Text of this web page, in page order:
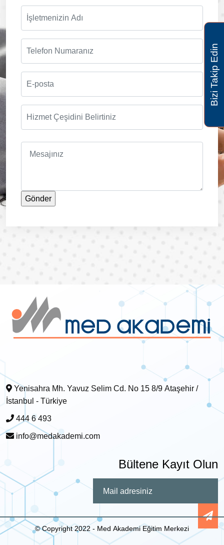
Bizi Takip Edin
İstanbul - Türkiye
444 6 493
info@medakademi.com
Bültene Kayıt Olun
© Copyright 2022 - Med Akademi Eğitim Merkezi